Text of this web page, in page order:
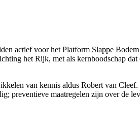
actief voor het Platform Slappe
het Rijk, met als kernboodschap
van kennis aldus Robert van
preventieve maatregelen zijn over de